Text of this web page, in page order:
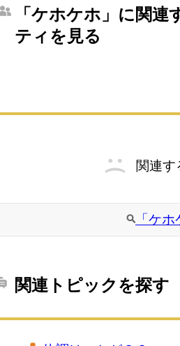
「ケホケホ」に関
ティを見る
関連
「ケ
関連トピックを探す